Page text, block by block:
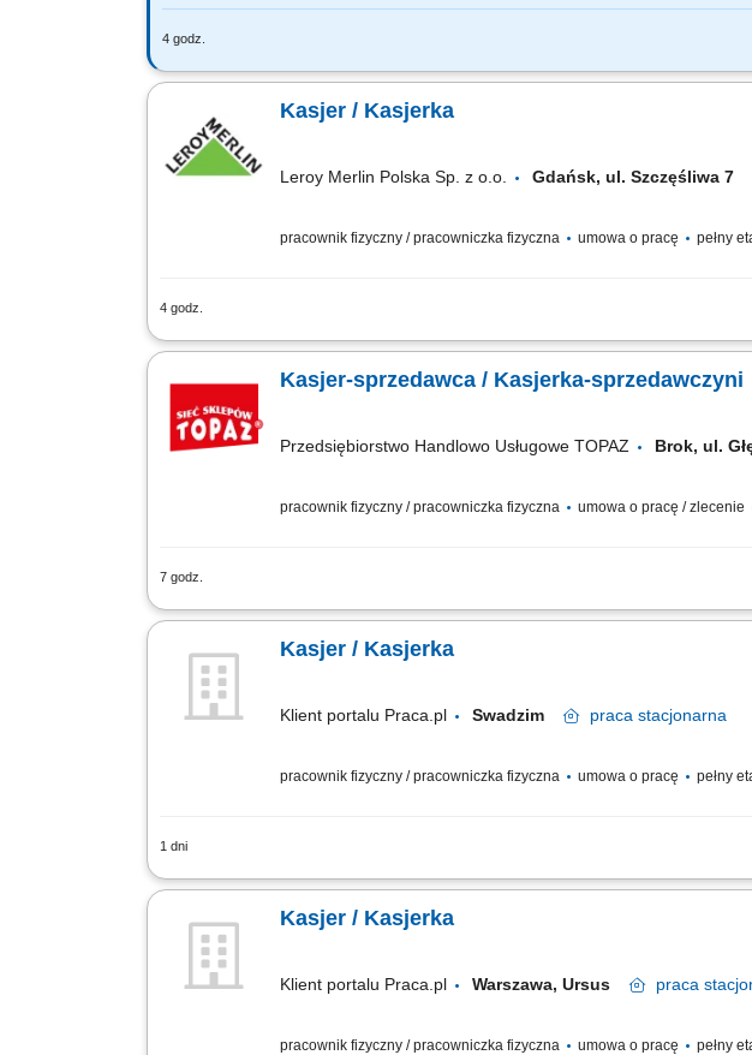
4 godz.
Opis stanowiska: Pomoc kucharzowi w przygotowywaniu posiłków;
Kasjer / Kasjerka
Leroy Merlin Polska Sp. z o.o. Gdańsk, ul. Szczęśliwa 7
pracownik fizyczny / pracowniczka fizyczna umowa o pracę pełny
4 godz.
Co będziesz robić? Twój start z Buddym: przez pierwsze 4 miesiące
Kasjer-sprzedawca / Kasjerka-sprzedawczyni
Przedsiębiorstwo Handlowo Usługowe TOPAZ Brok, ul.
pracownik fizyczny / pracowniczka fizyczna umowa o pracę / zlecenie
7 godz.
Twoje zadania: Praca fizyczna w dziale warzyw i owoców. Obsługa
Kasjer / Kasjerka
Klient portalu Praca.pl Swadzim praca stacjonarna
pracownik fizyczny / pracowniczka fizyczna umowa o pracę pełny
1 dni
Profesjonalna obsługa klientów przy stanowisku kasowym. Realizacja
Kasjer / Kasjerka
Klient portalu Praca.pl Warszawa, Ursus praca
pracownik fizyczny / pracowniczka fizyczna umowa o pracę pełny